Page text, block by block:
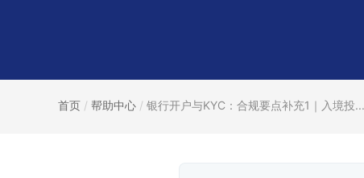
首页 / 帮助中心 / 银行开户与KYC：合规要点补充1｜入境投...